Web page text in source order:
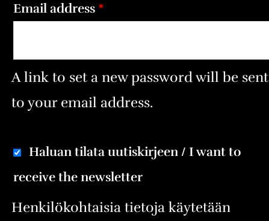
Email address *
A link to set a new password will be sent
to your email address.
Haluan tilata uutiskirjeen / I want to
receive the newsletter
Henkilökohtaisia tietoja käytetään